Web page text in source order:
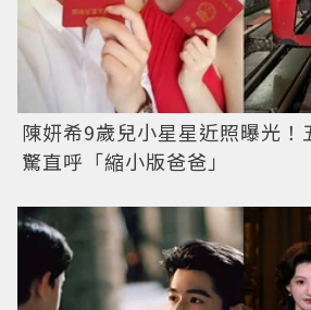
陳妍希9歲兒小星星近照曝光！
驚直呼「縮小版爸爸」